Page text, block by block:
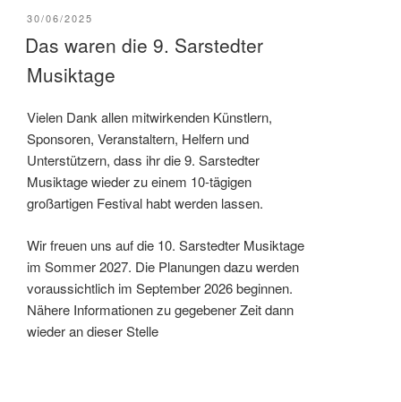
VERÖFFENTLICHT
30/06/2025
Das waren die 9. Sarstedter
Musiktage
Vielen Dank allen mitwirkenden Künstlern,
Sponsoren, Veranstaltern, Helfern und
Unterstützern, dass ihr die 9. Sarstedter
Musiktage wieder zu einem 10-tägigen
großartigen Festival habt werden lassen.
Wir freuen uns auf die 10. Sarstedter Musiktage
im Sommer 2027. Die Planungen dazu werden
voraussichtlich im September 2026 beginnen.
Nähere Informationen zu gegebener Zeit dann
wieder an dieser Stelle